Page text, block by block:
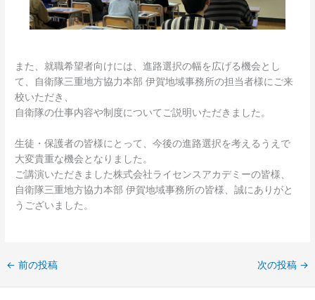
また、就職希望者向けには、進路選択の幅を広げる機会とし
て、自衛隊三重地方協力本部 伊賀地域事務所の担当者様にご来
校いただき、
自衛隊の仕事内容や制度についてご説明いただきました。
生徒・保護者の皆様にとって、今後の進路選択を考えるうえで
大変貴重な機会となりました。
ご講演いただきました株式会社ライセンスアカデミーの皆様、
自衛隊三重地方協力本部 伊賀地域事務所の皆様、誠にありがと
うございました。
← 前の投稿 次の投稿 →